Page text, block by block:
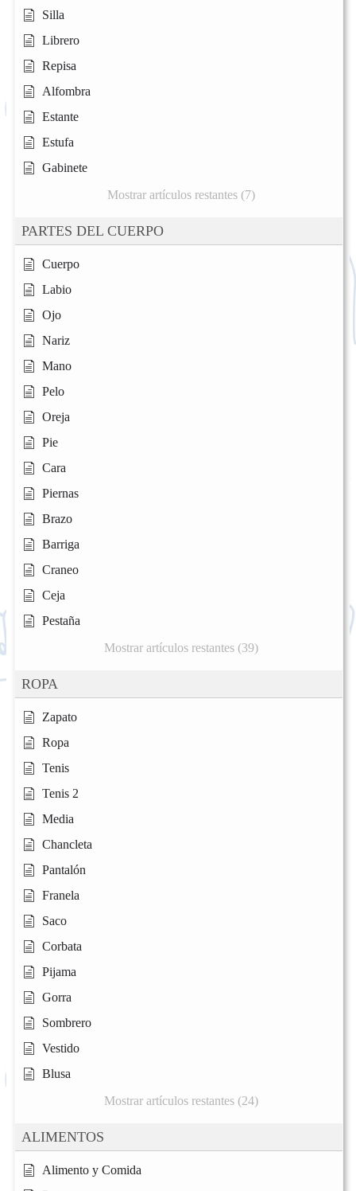
Silla
Librero
Repisa
Alfombra
Estante
Estufa
Gabinete
Mostrar artículos restantes (7)
PARTES DEL CUERPO
Cuerpo
Labio
Ojo
Nariz
Mano
Pelo
Oreja
Pie
Cara
Piernas
Brazo
Barriga
Craneo
Ceja
Pestaña
Mostrar artículos restantes (39)
ROPA
Zapato
Ropa
Tenis
Tenis 2
Media
Chancleta
Pantalón
Franela
Saco
Corbata
Pijama
Gorra
Sombrero
Vestido
Blusa
Mostrar artículos restantes (24)
ALIMENTOS
Alimento y Comida